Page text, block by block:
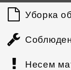
Уборка
Несем